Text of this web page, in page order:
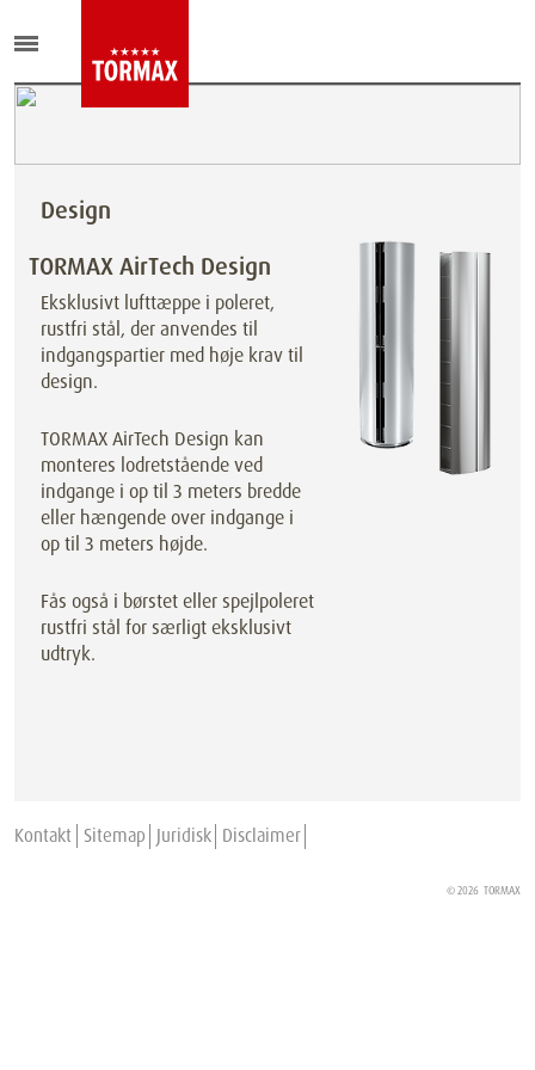
Design
TORMAX AirTech Design
Eksklusivt lufttæppe i poleret,
rustfri stål, der anvendes til
indgangspartier med høje krav til
design.
TORMAX AirTech Design kan
monteres lodretstående ved
indgange i op til 3 meters bredde
eller hængende over indgange i
op til 3 meters højde.
Fås også i børstet eller spejlpoleret
rustfri stål for særligt eksklusivt
udtryk.
Kontakt Sitemap Juridisk Disclaimer
© 2026 TORMAX